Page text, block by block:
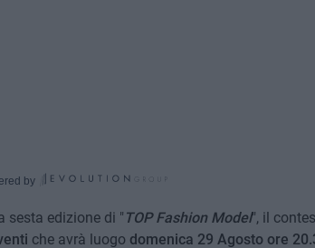
by
sesta edizione di " TOP Fashion Model", il
che avrà luogo domenica 29 Agosto ore